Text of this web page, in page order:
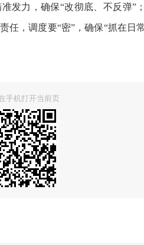
发力，确保“改彻底、不反弹”
，调度要“密”，确保“抓在日
手机打开当前页